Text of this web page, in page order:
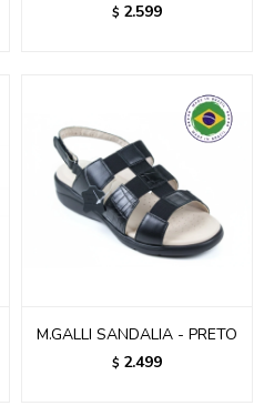
$ 2.599
M.GALLI SANDALIA - PRETO
$ 2.499